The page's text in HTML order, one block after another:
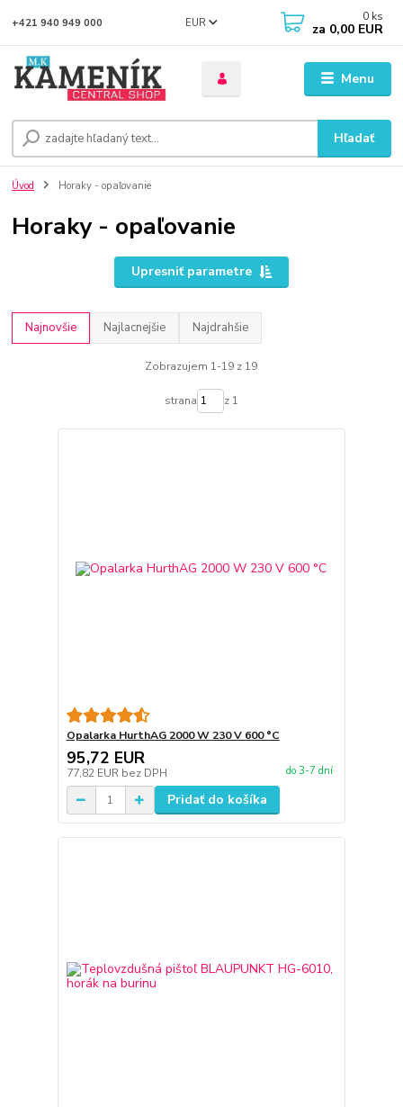
Menu
EUR
Hľadať
+421 940 949 000 0 ks
za 0,00 EUR
Úvod Horaky - opaľovanie
Horaky - opaľovanie
Upresniť parametre
Najnovšie Najlacnejšie Najdrahšie
Zobrazujem 1-19 z 19
strana z 1
Opalarka HurthAG 2000 W 230 V 600 °C
95,72 EUR
77,82 EUR bez DPH do 3-7 dní
Pridať do košíka